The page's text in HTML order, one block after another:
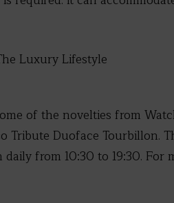
of the novelties from
Tribute Duoface Tourbillon.
from 10:30 to 19:30. For